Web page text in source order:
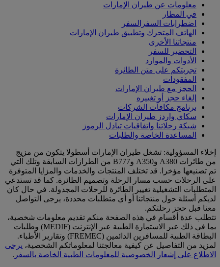
معلومات عن طيران الإمارات
في المطار
اضطرابات السفرالسفر
الهاتف المتحرك وتطبيق طيران الإمارات
منتجاتنا الأخرى
التحضير للسفر
الأدوات والموارد
تجربتكم على متن الطائرة
المفقودات
الحجز مع طيران الإمارات
إلغاء حجز أو تغييره
برنامج مكافآت الشركات
سكاي واردز طيران الإمارات
شبكة رحلاتنا واتفاقيات تبادل الرموز
المساعدة الخاصة والطلبات
إخلاء المسؤولية: تشغل طيران الإمارات أسطولا يتكون من مزيج
من طائرات A380 وA350 وB777 من الطرازات السابقة وتلك التي
تم تصنيعها مؤخرا. قد تختلف المنتجات والخدمات والمزايا المتوفرة
على الرحلات حسب مسار الرحلة وتصميم الطائرة. كما قد تستدعي
المتطلبات التشغيلية تغيير الطائرة للرحلات المجدولة. في حال كان
لديكم أسئلة حول منتجاتنا أو أي متطلبات محددة، يرجى التواصل
معنا قبل حجز رحلتكم.
تتطلب عدة أقسام في هذه الصفحة منكم تقديم معلومات شخصية،
بما في ذلك عبر الاستمارة الطبية عبر الإنترنت (MEDIF) وطلبات
البطاقة الطبية للمسافرين الدائمين (FREMEC) وتقارير الأطباء.
لمزيد من التفاصيل عن كيفية معالجتنا لمعلوماتكم الشخصية، يرجى
الاطلاع على إشعار الخصوصية للمعلومات الطبية الخاصة بالسفر .